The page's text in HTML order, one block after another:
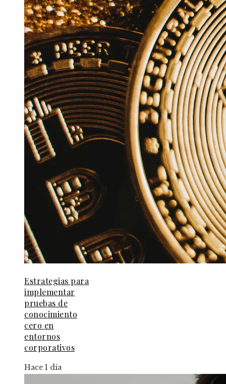
Estrategias para
implementar
pruebas de
conocimiento
cero en
entornos
corporativos
Hace 1 día